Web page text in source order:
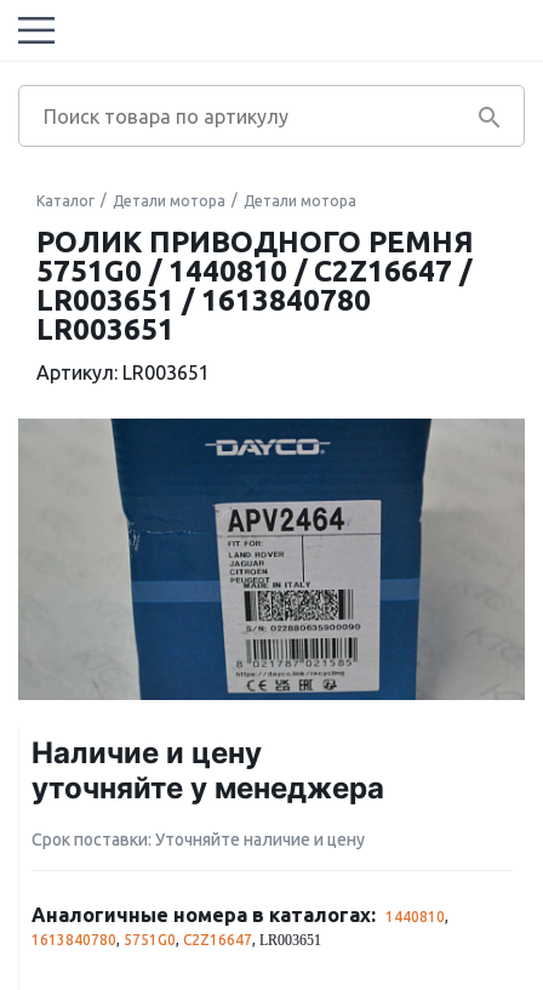
Каталог Детали мотора Детали мотора
РОЛИК ПРИВОДНОГО РЕМНЯ
5751G0 / 1440810 / C2Z16647 /
LR003651 / 1613840780
LR003651
Артикул: LR003651
Наличие и цену
уточняйте у менеджера
Срок поставки: Уточняйте наличие и цену
Аналогичные номера в каталогах: 1440810,
1613840780, 5751G0, C2Z16647, LR003651